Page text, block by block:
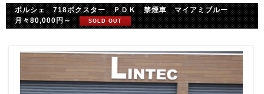
ポルシェ 718ボクスター ＰＤＫ 禁煙車 マイアミブルー
月々80,000円～
SOLD OUT